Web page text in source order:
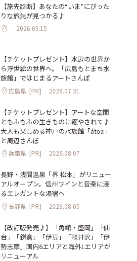
【旅先診断】あなたの“いま”にぴった
りな旅先が見つかる♪
2026.05.15
【チケットプレゼント】水辺の世界か
ら浮世絵の世界へ。「広島もとまち水
族館」ではじまるアートさんぽ
広島県 [PR] 2026.07.31
【チケットプレゼント】アートな空間
ともふもふの生きものに癒やされて♪
大人も楽しめる神戸の水族館「átoa」
と周辺さんぽ
兵庫県 [PR] 2026.08.07
長野・浅間温泉「界 松本」がリニュー
アルオープン。信州ワインと音楽に浸
るエレガントな湯宿へ
長野県 [PR] 2026.08.05
【改訂版発売♪】「角館・盛岡」「仙
台」「鎌倉」「伊豆」「軽井沢」「伊
勢志摩」国内6エリアと海外1エリアが
リニューアル